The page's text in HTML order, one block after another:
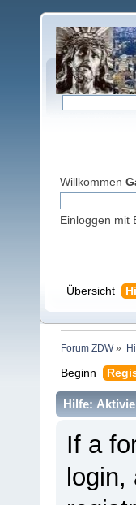
Willkommen
Einloggen mit
Übersicht
Forum ZDW»
Beginn
Hilfe:
If a